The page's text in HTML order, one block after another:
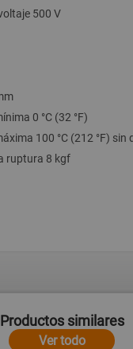
500 V
0 °C (32 °F)
100 °C (212 °F) sin
ruptura 8 kgf
Productos similares
Ver todo